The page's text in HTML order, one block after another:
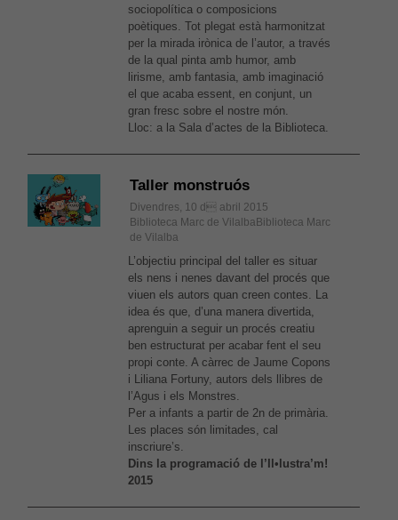
sociopolítica o composicions
poètiques. Tot plegat està harmonitzat
per la mirada irònica de l’autor, a través
de la qual pinta amb humor, amb
lirisme, amb fantasia, amb imaginació
el que acaba essent, en conjunt, un
gran fresc sobre el nostre món.
Lloc: a la Sala d’actes de la Biblioteca.
Taller monstruós
Divendres, 10 d abril 2015
Biblioteca Marc de VilalbaBiblioteca Marc
de Vilalba
L’objectiu principal del taller es situar
els nens i nenes davant del procés que
viuen els autors quan creen contes. La
idea és que, d’una manera divertida,
aprenguin a seguir un procés creatiu
ben estructurat per acabar fent el seu
propi conte. A càrrec de Jaume Copons
i Liliana Fortuny, autors dels llibres de
l’Agus i els Monstres.
Per a infants a partir de 2n de primària.
Les places són limitades, cal
inscriure’s.
Dins la programació de l’Il•lustra’m!
2015